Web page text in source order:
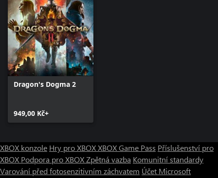
Dragon's Dogma 2
949,00 Kč+
XBOX konzole Hry pro XBOXXBOX Game Pass Příslušenství pro
XBOX Podpora pro XBOXZpětná vazba Komunitní standardy
Varování před fotosenzitivním záchvatem Účet Microsoft